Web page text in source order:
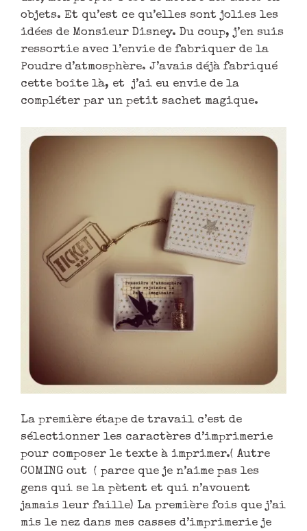
objets. Et qu’est ce qu’elles sont jolies les
idées de Monsieur Disney. Du coup, j’en suis
ressortie avec l’envie de fabriquer de la
Poudre d’atmosphère. J’avais déjà fabriqué
cette boîte là, et j’ai eu envie de la
compléter par un petit sachet magique.
La première étape de travail c’est de
sélectionner les caractères d’imprimerie
pour composer le texte à imprimer.( Autre
COMING out ( parce que je n’aime pas les
gens qui se la pètent et qui n’avouent
jamais leur faille) La première fois que j’ai
mis le nez dans mes casses d’imprimerie je